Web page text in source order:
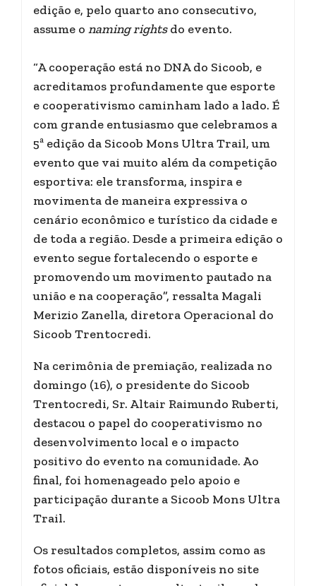
edição e, pelo quarto ano consecutivo,
assume o naming rightsdo evento.
“A cooperação está no DNA do Sicoob, e
acreditamos profundamente que esporte
e cooperativismo caminham lado a lado. É
com grande entusiasmo que celebramos a
5ª edição da Sicoob Mons Ultra Trail, um
evento que vai muito além da competição
esportiva: ele transforma, inspira e
movimenta de maneira expressiva o
cenário econômico e turístico da cidade e
de toda a região. Desde a primeira edição o
evento segue fortalecendo o esporte e
promovendo um movimento pautado na
união e na cooperação”, ressalta Magali
Merizio Zanella, diretora Operacional do
Sicoob Trentocredi.
Na cerimônia de premiação, realizada no
domingo (16), o presidente do Sicoob
Trentocredi, Sr. Altair Raimundo Ruberti,
destacou o papel do cooperativismo no
desenvolvimento local e o impacto
positivo do evento na comunidade. Ao
final, foi homenageado pelo apoio e
participação durante a Sicoob Mons Ultra
Trail.
Os resultados completos, assim como as
fotos oficiais, estão disponíveis no site